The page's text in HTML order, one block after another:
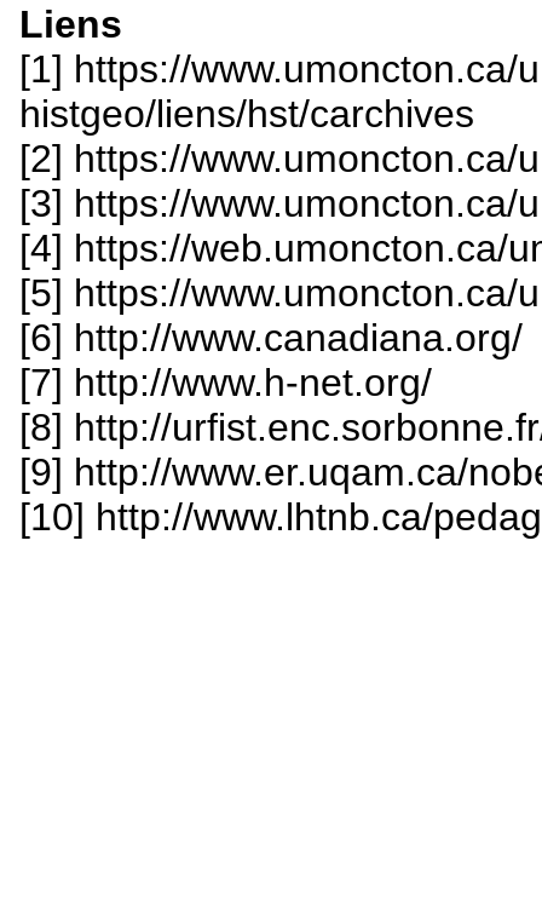
Liens
[1] https://www.umoncton.ca/
histgeo/liens/hst/carchives
[2] https://www.umoncton.ca/
[3] https://www.umoncton.ca/
[4] https://web.umoncton.ca/
[5] https://www.umoncton.ca/
[6] http://www.canadiana.org/
[7] http://www.h-net.org/
[8] http://
[9] http://www.er.uqam.ca/
[10] http://www.lhtnb.ca/